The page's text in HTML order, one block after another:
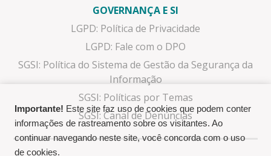
GOVERNANÇA E SI
LGPD: Política de Privacidade
LGPD: Fale com o DPO
SGSI: Política do Sistema de Gestão da Segurança da
Informação
SGSI: Políticas por Temas
SGSI: Canal de Denúncias
Importante! Este site faz uso de cookies que podem conter
informações de rastreamento sobre os visitantes. Ao
continuar navegando neste site, você concorda com o uso
de cookies.